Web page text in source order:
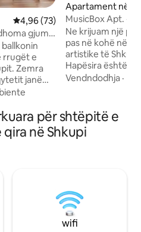
Vlerësimi mesatar 4,96 nga 5,
4,96 (73)
gjumi |
rrugët e
Zemra
janë
e
galerie: dy
kuzhinë e
në
ndritshme
të
ose
pas.
Apartament në
MusicBox Apt. -
e këmbësorëve
Ne krijuam një
pas në kohë në
artistike të
Hapësira është
bashkëkohor
dhe një sistem
mirë.
plotësisht dhe i
Kryesor dhe një
Pazarin e Vjetër.
Vendndodhja ·
për shtëpitë e
në Shkupi
wifi